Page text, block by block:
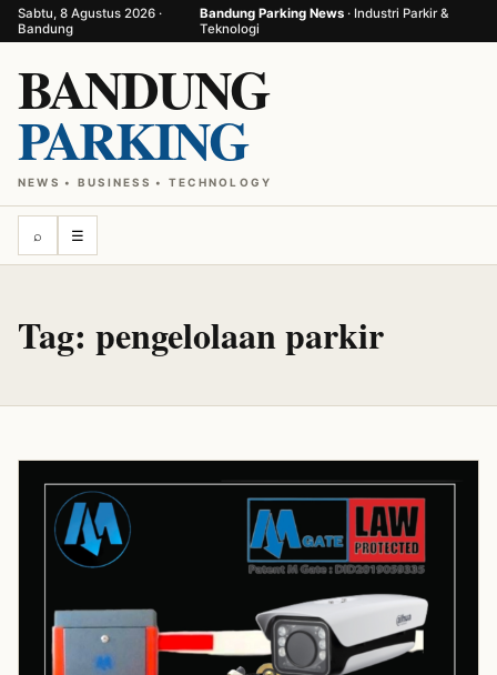
Sabtu, 8 Agustus 2026 ·
Bandung
Bandung Parking News· Industri Parkir &
Teknologi
BANDUNG
PARKING
NEWS • BUSINESS • TECHNOLOGY
⌕ ☰
Tag: pengelolaan parkir